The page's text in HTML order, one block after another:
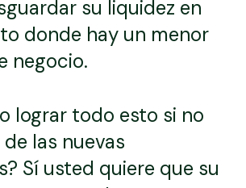
su liquidez en
donde hay un menor
negocio.
lograr todo esto si no
las nuevas
Sí usted quiere que su